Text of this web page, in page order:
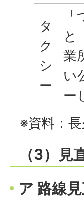
タ
ク
シ
ー
と
業
い
ー
※資料：
（3）見
ア 路線